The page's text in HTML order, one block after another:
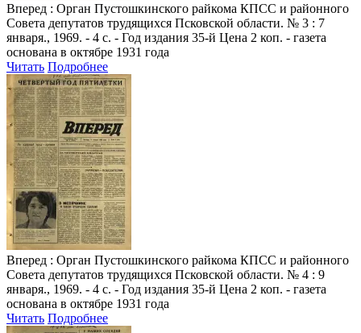
Вперед : Орган Пустошкинского райкома КПСС и районного
Совета депутатов трудящихся Псковской области. № 3 : 7
января., 1969. - 4 с. - Год издания 35-й Цена 2 коп. - газета
основана в октябре 1931 года
Читать Подробнее
Вперед : Орган Пустошкинского райкома КПСС и районного
Совета депутатов трудящихся Псковской области. № 4 : 9
января., 1969. - 4 с. - Год издания 35-й Цена 2 коп. - газета
основана в октябре 1931 года
Читать Подробнее